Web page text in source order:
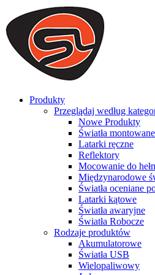
We use cookies to ensure that we
you a better experience. To learn
ACCEPT AND CLOSE
Produkty
Przeglądaj według
Nowe Produkty
Światła
Latarki ręczne
Reflektory
Mocowanie do
Międzynarodowe
Światła oceniane
Latarki kątowe
Światła awaryjne
Światła Robocze
Rodzaje produktów
Akumulatorowe
Światła USB
Wielopaliwowy